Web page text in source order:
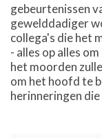
gebeurtenissen
gewelddadiger
collega's die het
- alles op alles
het moorden
om het hoofd te
herinneringen